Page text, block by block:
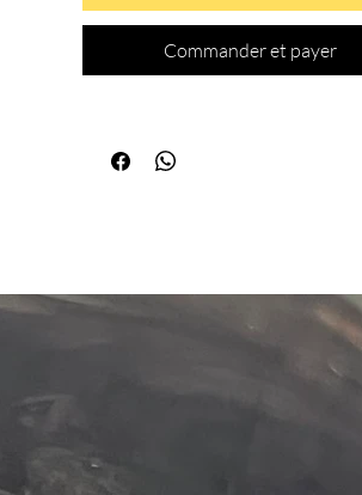
Commander et payer